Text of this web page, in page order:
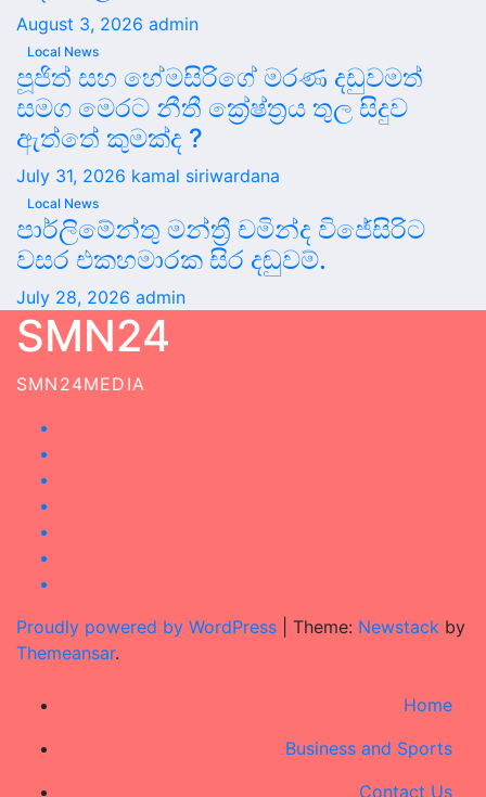
August 3, 2026 admin
Local News
පූජිත් සහ හේමසිරිගේ මරණ දඩුවමත්
සමග මෙරට නීතී ක්‍රේෂ්ත්‍රය තුල සිදුව
ඇත්තේ කුමක්ද ?
July 31, 2026 kamal siriwardana
Local News
පාර්ලිමේන්තු මන්ත්‍රී චමින්ද විජේසිරිට
වසර එකහමාරක සිර දඬුවම්.
July 28, 2026 admin
SMN24
SMN24MEDIA
Proudly powered by WordPress Theme: Newstack by
Themeansar.
Home
Business and Sports
Contact Us